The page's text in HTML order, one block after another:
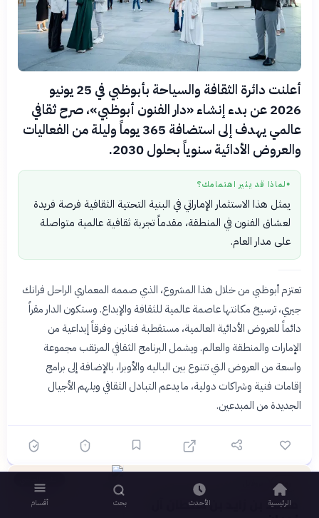
أعلنت دائرة الثقافة والسياحة بأبوظبي في 25 يونيو
2026 عن بدء إنشاء «دار الفنون أبوظبي»، صرح ثقافي
عالمي يهدف إلى استضافة 365 يوماً وليلة من الفعاليات
والعروض الأدائية سنوياً بحلول 2030.
● لماذا قد يثير اهتمامك؟
يمثل هذا الاستثمار الإماراتي في البنية التحتية الثقافية فرصة فريدة
لعشاق الفنون في المنطقة، مقدماً تجربة ثقافية عالمية متواصلة
على مدار العام.
تعتزم أبوظبي من خلال هذا المشروع، الذي صممه المعماري الراحل فرانك
جيري، ترسيخ مكانتها عاصمة عالمية للثقافة والإبداع. وستكون الدار مقراً
دائماً للعروض الأدائية العالمية، مستقطبة فنانين وفرقاً إبداعية من
الإمارات والمنطقة والعالم. ويشمل البرنامج الثقافي المرتقب مجموعة
واسعة من العروض التي تتنوع بين الباليه والأوبرا، بالإضافة إلى برامج
إقامات فنية وشراكات دولية، ما يدعم التبادل الثقافي ويلهم الأجيال
الجديدة من المبدعين.
روح
محمد بن زايد بن سلطان آل
👤
الرئيسية الأحدث بحث أقسام